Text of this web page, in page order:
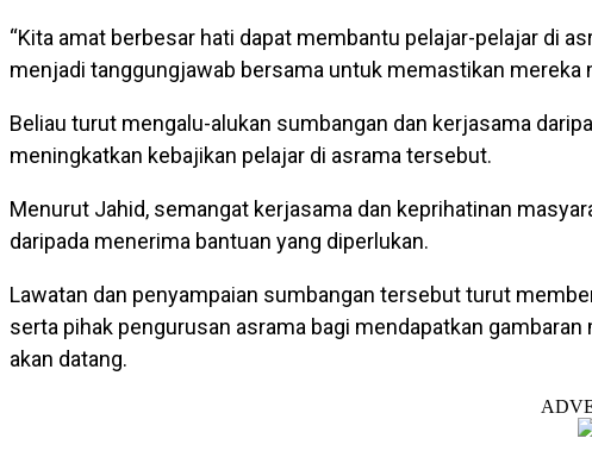
“Kita amat berbesar hati dapat membantu pelajar-pelajar di
menjadi tanggungjawab bersama untuk memastikan mereka
Beliau turut mengalu-alukan sumbangan dan kerjasama
meningkatkan kebajikan pelajar di asrama tersebut.
Menurut Jahid, semangat kerjasama dan keprihatinan
daripada menerima bantuan yang diperlukan.
Lawatan dan penyampaian sumbangan tersebut turut
serta pihak pengurusan asrama bagi mendapatkan
akan datang.